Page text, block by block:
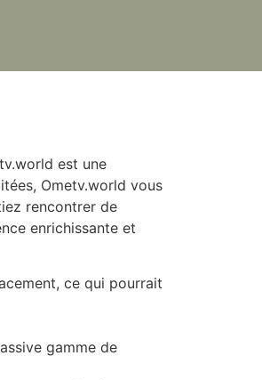
est une
Ometv.world vous
rencontrer de
enrichissante et
ce qui pourrait
gamme de